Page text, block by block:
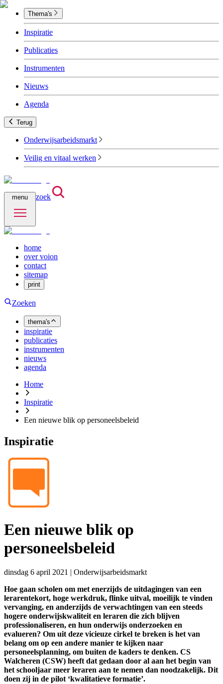
Thema's
Inspiratie
Publicaties
Instrumenten
Nieuws
Agenda
Terug
Onderwijsarbeidsmarkt
Veilig en vitaal werken
menu zoek
home
over voion
contact
sitemap
print
Zoeken
thema's
inspiratie
publicaties
instrumenten
nieuws
agenda
Home
Inspiratie
Een nieuwe blik op personeelsbeleid
Inspiratie
Een nieuwe blik op
personeelsbeleid
dinsdag 6 april 2021 | Onderwijsarbeidsmarkt
Hoe gaan scholen om met enerzijds de uitdagingen van een
lerarentekort, hoge werkdruk, flinke uitval, moeilijk te vinden
vervanging, en anderzijds de verwachtingen van een steeds
hogere onderwijskwaliteit en leraren die zich blijven
professionaliseren, en hun onderwijs onderzoeken en
evalueren? Om uit deze vicieuze cirkel te breken is het van
belang om op een andere manier te kijken naar
personeelsplanning, om buiten de kaders te denken. CS
Walcheren (CSW) heeft dat gedaan door al aan het begin van
het schooljaar meer leraren aan te nemen dan noodzakelijk. Dit
doen zij in de pilot ‘kwalitatieve formatie’.